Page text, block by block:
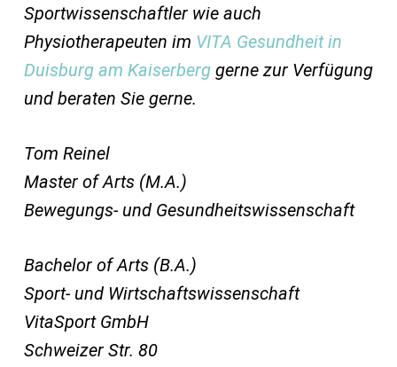
Sportwissenschaftler wie auch
Physiotherapeuten im VITA Gesundheit in
Duisburg am Kaiserberggerne zur Verfügung
und beraten Sie gerne.
Tom Reinel
Master of Arts (M.A.)
Bewegungs- und Gesundheitswissenschaft
Bachelor of Arts (B.A.)
Sport- und Wirtschaftswissenschaft
VitaSport GmbH
Schweizer Str. 80